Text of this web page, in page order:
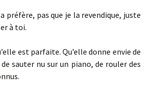
préfère, pas que je la revendique, juste
à toi.
est parfaite. Qu’elle donne envie de
sauter nu sur un piano, de rouler des